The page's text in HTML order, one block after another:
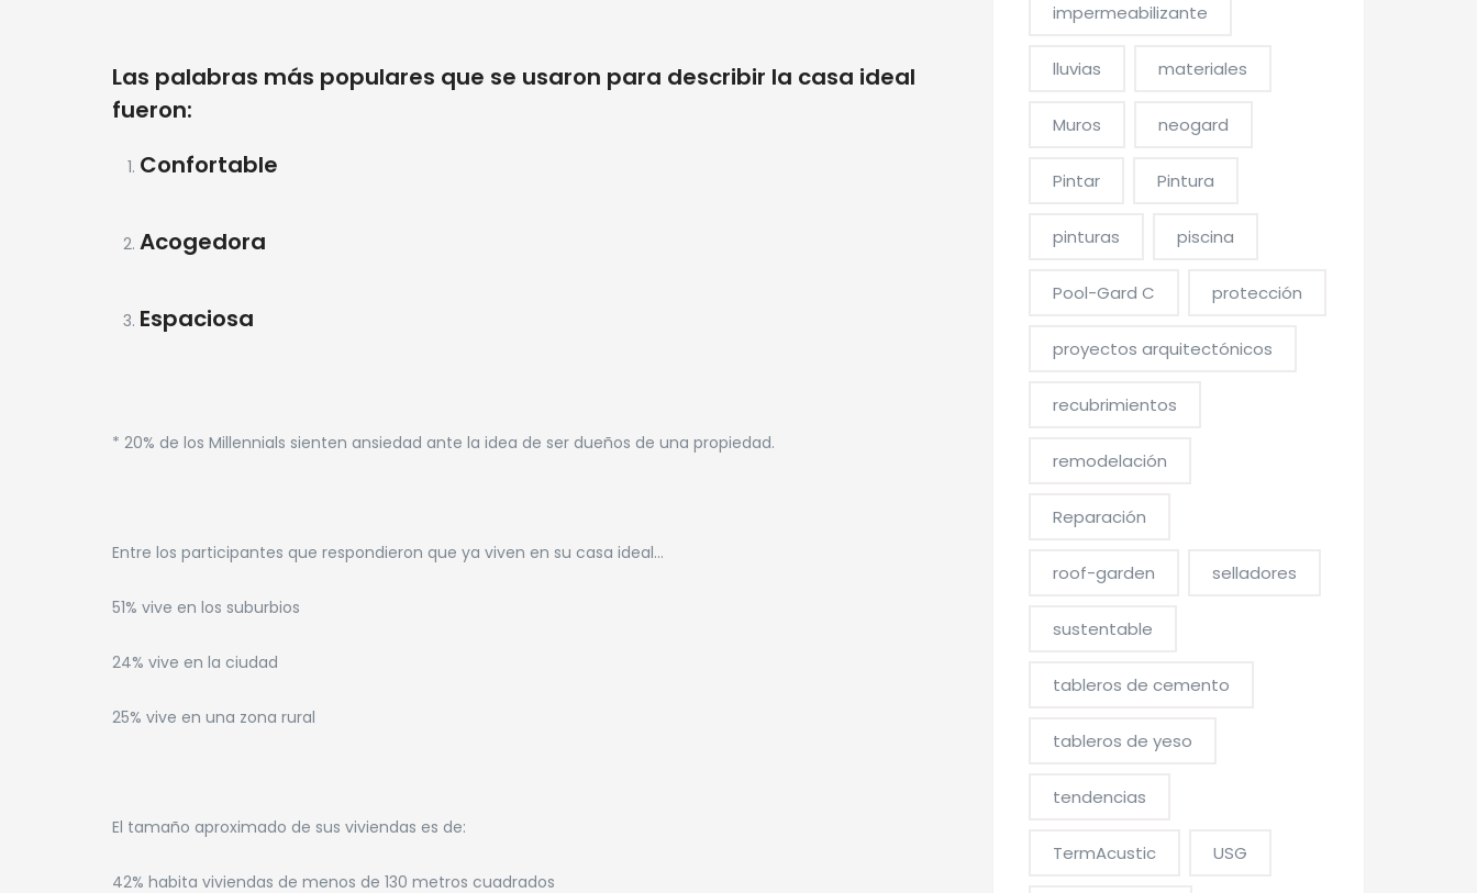
Las palabras más populares que se usaron para describir la casa ideal
fueron:
Confortable
Acogedora
Espaciosa
* 20% de los Millennials sienten ansiedad ante la idea de ser dueños de una propiedad.
Entre los participantes que respondieron que ya viven en su casa ideal…
51% vive en los suburbios
24% vive en la ciudad
25% vive en una zona rural
El tamaño aproximado de sus viviendas es de:
42% habita viviendas de menos de 130 metros cuadrados
impermeabilizante
lluvias materiales
Muros neogard
Pintar Pintura
pinturas piscina
Pool-Gard C protección
proyectos arquitectónicos
recubrimientos
remodelación
Reparación
roof-garden selladores
sustentable
tableros de cemento
tableros de yeso
tendencias
TermAcustic USG